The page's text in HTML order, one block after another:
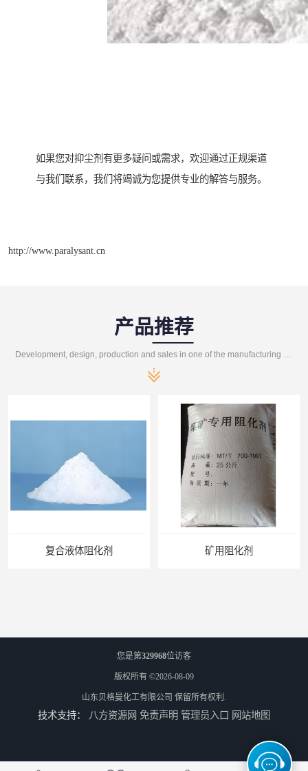
如果您对抑尘剂有更多疑问或需求，欢迎通过正规渠道
与我们联系，我们将竭诚为您提供专业的解答与服务。
http://www.paralysant.cn
产品推荐
Development, design, production and sales in one of the manufacturing enterprises
矿用阻化剂 悬浮剂配方
您是第329968位访客
版权所有 ©2026-08-09
山东贝格曼化工有限公司 保留所有权利.
技术支持： 八方资源网 免责声明 管理员入口 网站地图